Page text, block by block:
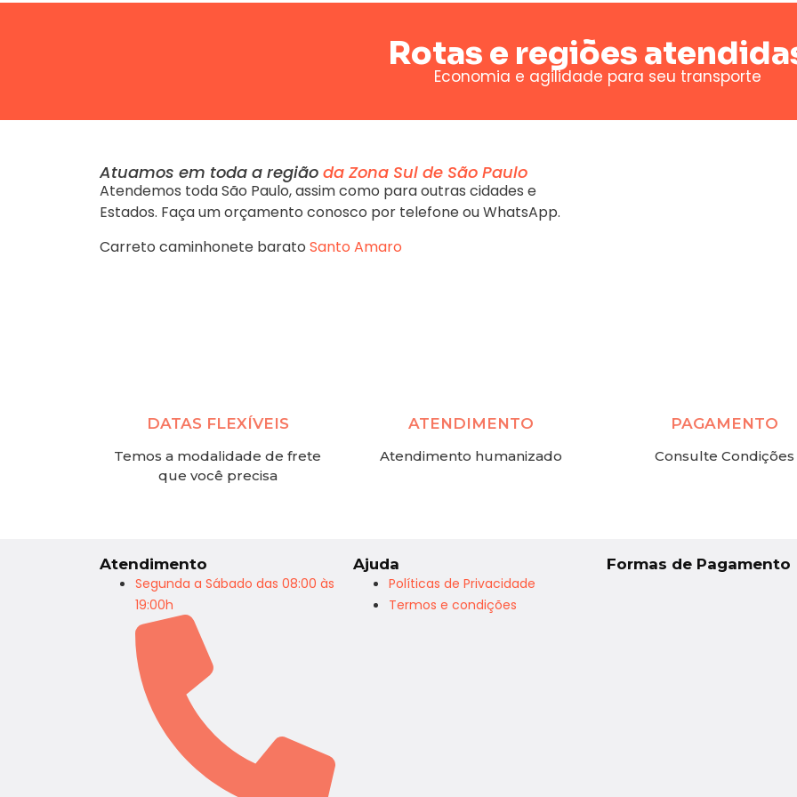
Rotas e regiões
Economia e agilidade para seu transporte
Atuamos em toda a região da Zona Sul de São Paulo
Atendemos toda São Paulo, assim como para outras cidades e
Estados. Faça um orçamento conosco por telefone ou WhatsApp.
Carreto caminhonete barato Santo Amaro
DATAS FLEXÍVEIS
Temos a modalidade de frete
que você precisa
ATENDIMENTO
Atendimento humanizado
PAGAMENTO
Consulte Condições
Atendimento
Segunda a Sábado das 08:00 às
19:00h
Ajuda
Políticas de Privacidade
Termos e condições
Formas de Pagamento